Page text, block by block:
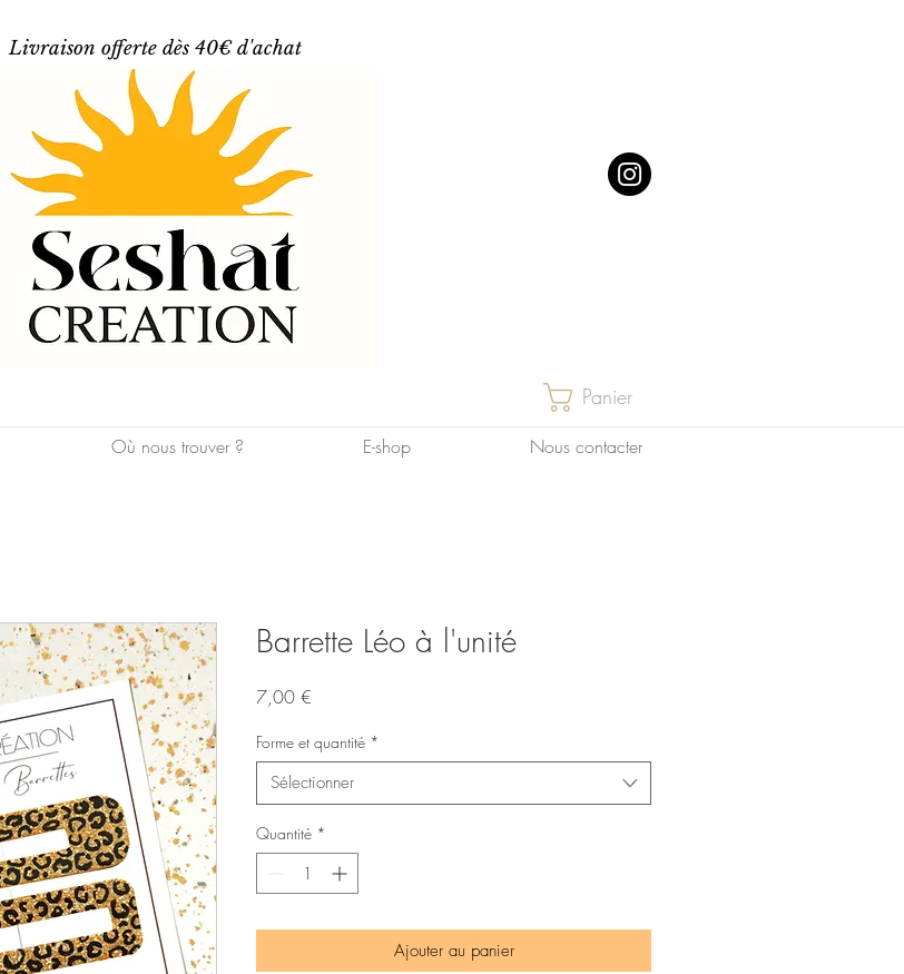
Livraison offerte dès 40€ d'achat
Panier
Où nous trouver ? E-shop Nous contacter
Barrette Léo à l'unité
7,00 €
Forme et quantité *
Sélectionner
Quantité *
Ajouter au panier